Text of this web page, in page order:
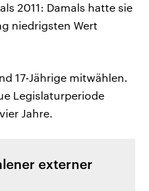
2011: Damals hatte sie
niedrigsten Wert
17-Jährige mitwählen.
Legislaturperiode
Jahre.
externer